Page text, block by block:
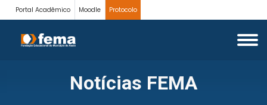
Portal Acadêmico Moodle Protocolo
Notícias FEMA